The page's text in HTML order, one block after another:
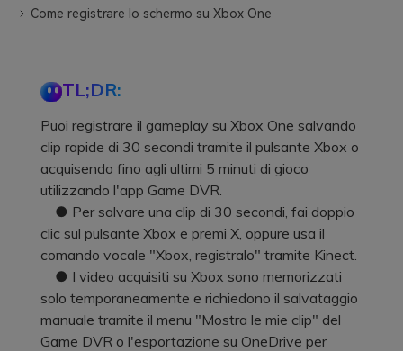
Come registrare lo schermo su Xbox One
TL;DR:
Puoi registrare il gameplay su Xbox One salvando
clip rapide di 30 secondi tramite il pulsante Xbox o
acquisendo fino agli ultimi 5 minuti di gioco
utilizzando l'app Game DVR.
● Per salvare una clip di 30 secondi, fai doppio
clic sul pulsante Xbox e premi X, oppure usa il
comando vocale "Xbox, registralo" tramite Kinect.
● I video acquisiti su Xbox sono memorizzati
solo temporaneamente e richiedono il salvataggio
manuale tramite il menu "Mostra le mie clip" del
Game DVR o l'esportazione su OneDrive per